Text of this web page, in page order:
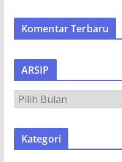
Komentar Terbaru
ARSIP
R
S
Kategori